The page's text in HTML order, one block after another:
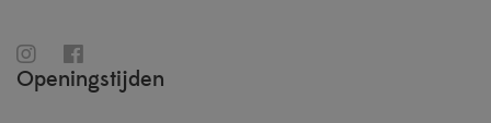
Openingstijden